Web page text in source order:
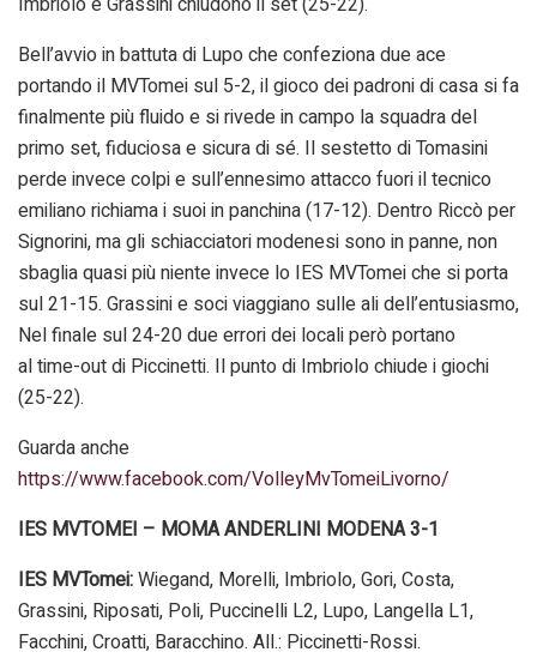
Bell’avvio in battuta di Lupo che confeziona due ace
portando il MVTomei sul 5-2, il gioco dei padroni di casa si fa
finalmente più fluido e si rivede in campo la squadra del
primo set, fiduciosa e sicura di sé. Il sestetto di Tomasini
perde invece colpi e sull’ennesimo attacco fuori il tecnico
emiliano richiama i suoi in panchina (17-12). Dentro Riccò per
Signorini, ma gli schiacciatori modenesi sono in panne, non
sbaglia quasi più niente invece lo IES MVTomei che si porta
sul 21-15. Grassini e soci viaggiano sulle ali dell’entusiasmo,
Nel finale sul 24-20 due errori dei locali però portano
al time-out di Piccinetti. Il punto di Imbriolo chiude i giochi
(25-22).
Guarda anche
https://www.facebook.com/VolleyMvTomeiLivorno/
IES MVTOMEI – MOMA ANDERLINI MODENA 3-1
IES MVTomei:Wiegand, Morelli, Imbriolo, Gori, Costa,
Grassini, Riposati, Poli, Puccinelli L2, Lupo, Langella L1,
Facchini, Croatti, Baracchino. All.: Piccinetti-Rossi.